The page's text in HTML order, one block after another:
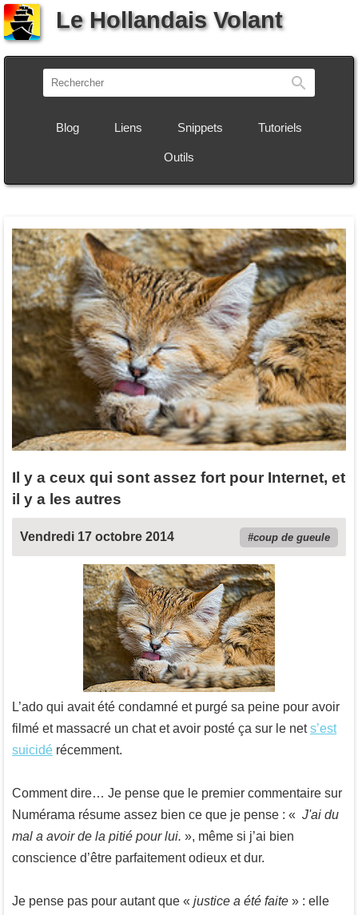
Le Hollandais Volant
Blog Liens Snippets Tutoriels
Outils
Il y a ceux qui sont assez fort pour Internet, et
il y a les autres
Vendredi 17 octobre 2014 coup de gueule
L’ado qui avait été condamné et purgé sa peine pour avoir
filmé et massacré un chat et avoir posté ça sur le nets’est
suicidé récemment.
Comment dire… Je pense que le premier commentaire sur
Numérama résume assez bien ce que je pense : « J'ai du
mal a avoir de la pitié pour lui. », même si j’ai bien
conscience d’être parfaitement odieux et dur.
Je pense pas pour autant que « justice a été faite » : elle